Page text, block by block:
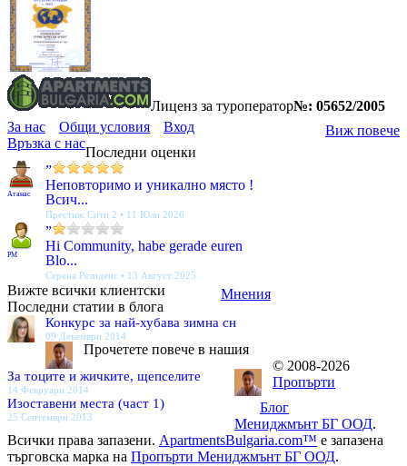
Лиценз за туроператор№: 05652/2005
Виж повече
За нас Общи условия
Вход
Връзка с нас
Последни оценки
Атанас
”
Неповторимо и уникално място !
Всич...
Престиж Сити 2 • 11 Юли 2026
PM
”
Hi Community, habe gerade euren
Blo...
Серена Резиденс • 13 Август 2025
Мнения
Вижте всички клиентски
Последни статии в блога
Конкурс за най-хубава зимна сн
09 Декември 2014
За тоците и жичките, щепселите
14 Февруари 2014
Изоставени места (част 1)
25 Септември 2013
Блог
Прочетете повече в нашия
© 2008-2026
Пропърти
Мениджмънт БГ ООД.
Всички права запазени. ApartmentsBulgaria.com™ е запазена
търговска марка на Пропърти Мениджмънт БГ ООД.